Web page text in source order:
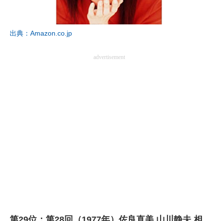
企業向けIT製品の総合サイト
出典：Amazon.co.jp
advertisement